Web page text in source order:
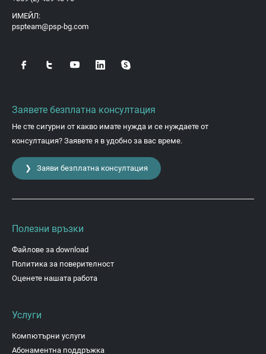
ИМЕЙЛ:
pspteam@psp-bg.com
Заявете безплатна консултация
Не сте сигурни от какво имате нужда и се нуждаете от
консултация? Заявете я в удобно за вас време.
❯ Заяви безплатна консултация
Полезни връзки
Файлове за download
Политика за поверителност
Оценете нашата работа
Услуги
Компютърни услуги
Абонаментна поддръжка